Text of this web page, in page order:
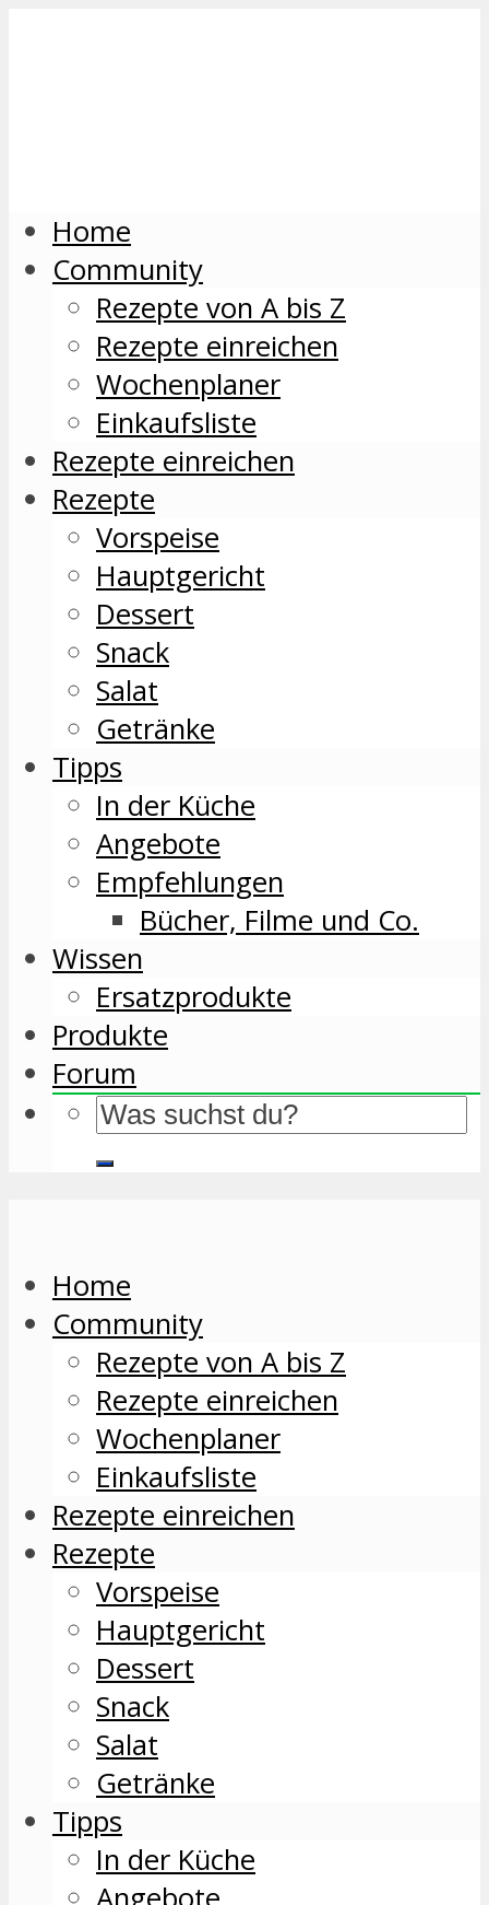
Home
Community
Rezepte von A bis Z
Rezepte einreichen
Wochenplaner
Einkaufsliste
Rezepte einreichen
Rezepte
Vorspeise
Hauptgericht
Dessert
Snack
Salat
Getränke
Tipps
In der Küche
Angebote
Empfehlungen
Bücher, Filme und Co.
Wissen
Ersatzprodukte
Produkte
Forum
Home
Community
Rezepte von A bis Z
Rezepte einreichen
Wochenplaner
Einkaufsliste
Rezepte einreichen
Rezepte
Vorspeise
Hauptgericht
Dessert
Snack
Salat
Getränke
Tipps
In der Küche